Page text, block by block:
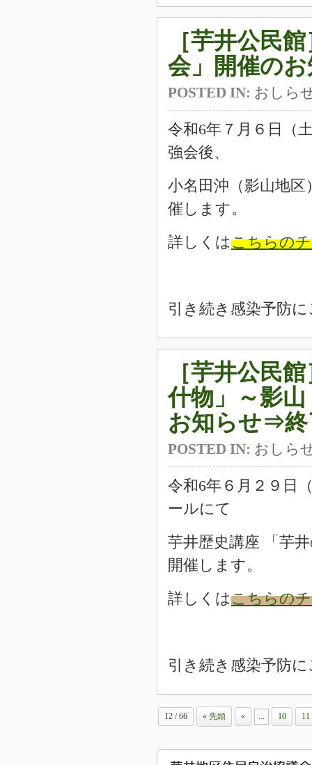
［芋井公民
会」開催の
POSTED IN: おしら
令和6年７月６日（
強会後、
小名田沖（影山地
催します。
詳しくはこちらの
引き続き感染予防
［芋井公民
什物」～影
お知らせ⇒終
POSTED IN: おしら
令和6年６月２９日
ールにて
芋井歴史講座 「芋
開催します。
詳しくはこちらの
引き続き感染予防
12 / 66 « 先頭 « ... 10 11